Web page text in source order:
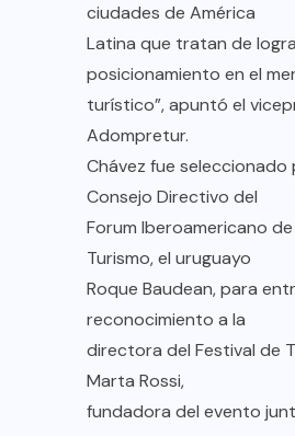
ciudades de América
Latina que tratan de
posicionamiento en el
turístico”, apuntó el
Adompretur.
Chávez fue
Consejo Directivo del
Forum Iberoamericano
Turismo, el uruguayo
Roque Baudean, para
reconocimiento a la
directora del Festival de
Marta Rossi,
fundadora del evento